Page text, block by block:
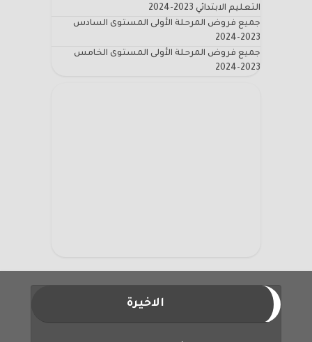
التعليم الابتدائي 2023-2024
جميع فروض المرحلة الأولى المستوى السادس
2023-2024
جميع فروض المرحلة الأولى المستوى الخامس
2023-2024
الاخيرة